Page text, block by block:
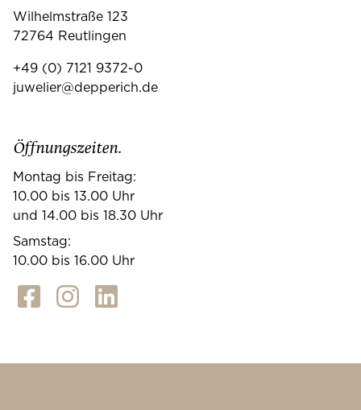
Wilhelmstraße 123
72764 Reutlingen
+49 (0) 7121 9372-0
juwelier@depperich.de
Öffnungszeiten.
Montag bis Freitag:
10.00 bis 13.00 Uhr
und 14.00 bis 18.30 Uhr
Samstag:
10.00 bis 16.00 Uhr